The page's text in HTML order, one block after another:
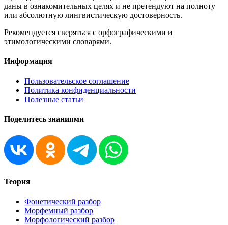
даны в ознакомительных целях и не претендуют на полноту
или абсолютную лингвистическую достоверность.
Рекомендуется сверяться с орфографическими и
этимологическими словарями.
Информация
Пользовательское соглашение
Политика конфиденциальности
Полезные статьи
Поделитесь знаниями
Теория
Фонетический разбор
Морфемный разбор
Морфологический разбор